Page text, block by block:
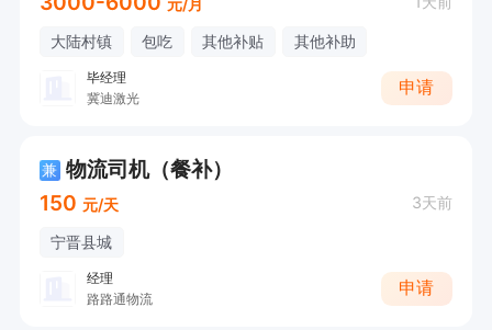
元/月
大陆村镇 包吃 其他补贴 其他补助
毕经理
冀迪激光
申请
兼 物流司机（餐补）
150 元/天 3天前
宁晋县城
经理
路路通物流
申请